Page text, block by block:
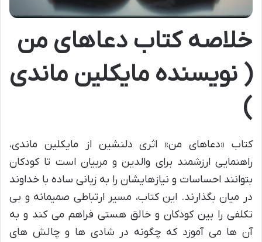
خلاصه کتاب دعاهای من
( نویسنده مایکلین ماندی
)
کتاب «دعاهای من» اثری دلنشین از مایکلین ماندی،
راهنمایی ارزشمند برای والدین و مربیان است تا کودکان
بتوانند احساسات و نیازهایشان را به زبانی ساده با خداوند
در میان بگذارند. این کتاب، مسیر ارتباطی صمیمانه و بی
تکلفی را بین کودکان و خالق هستی فراهم می کند و به
آن ها می آموزد که چگونه در شادی ها و چالش های